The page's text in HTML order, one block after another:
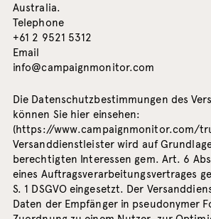
Australia.
Telephone
+61 2 9521 5312
Email
info@campaignmonitor.com
Die Datenschutzbestimmungen des
können Sie hier einsehen:
(https://www.campaignmonitor.com/
Versanddienstleister wird auf
berechtigten Interessen gem. Art. 6
eines Auftragsverarbeitungsvertrages
S. 1 DSGVO eingesetzt. Der
Daten der Empfänger in pseudonymer